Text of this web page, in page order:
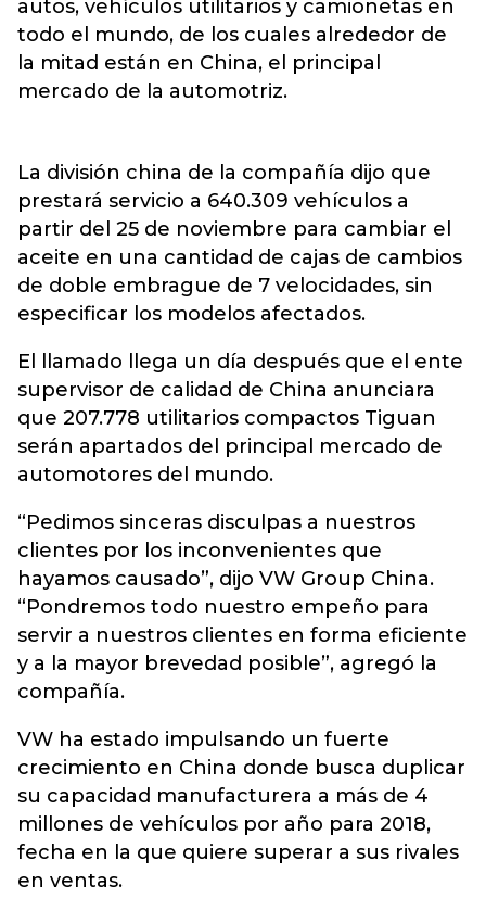
autos, vehículos utilitarios y camionetas en
todo el mundo, de los cuales alrededor de
la mitad están en China, el principal
mercado de la automotriz.
La división china de la compañía dijo que
prestará servicio a 640.309 vehículos a
partir del 25 de noviembre para cambiar el
aceite en una cantidad de cajas de cambios
de doble embrague de 7 velocidades, sin
especificar los modelos afectados.
El llamado llega un día después que el ente
supervisor de calidad de China anunciara
que 207.778 utilitarios compactos Tiguan
serán apartados del principal mercado de
automotores del mundo.
“Pedimos sinceras disculpas a nuestros
clientes por los inconvenientes que
hayamos causado”, dijo VW Group China.
“Pondremos todo nuestro empeño para
servir a nuestros clientes en forma eficiente
y a la mayor brevedad posible”, agregó la
compañía.
VW ha estado impulsando un fuerte
crecimiento en China donde busca duplicar
su capacidad manufacturera a más de 4
millones de vehículos por año para 2018,
fecha en la que quiere superar a sus rivales
en ventas.